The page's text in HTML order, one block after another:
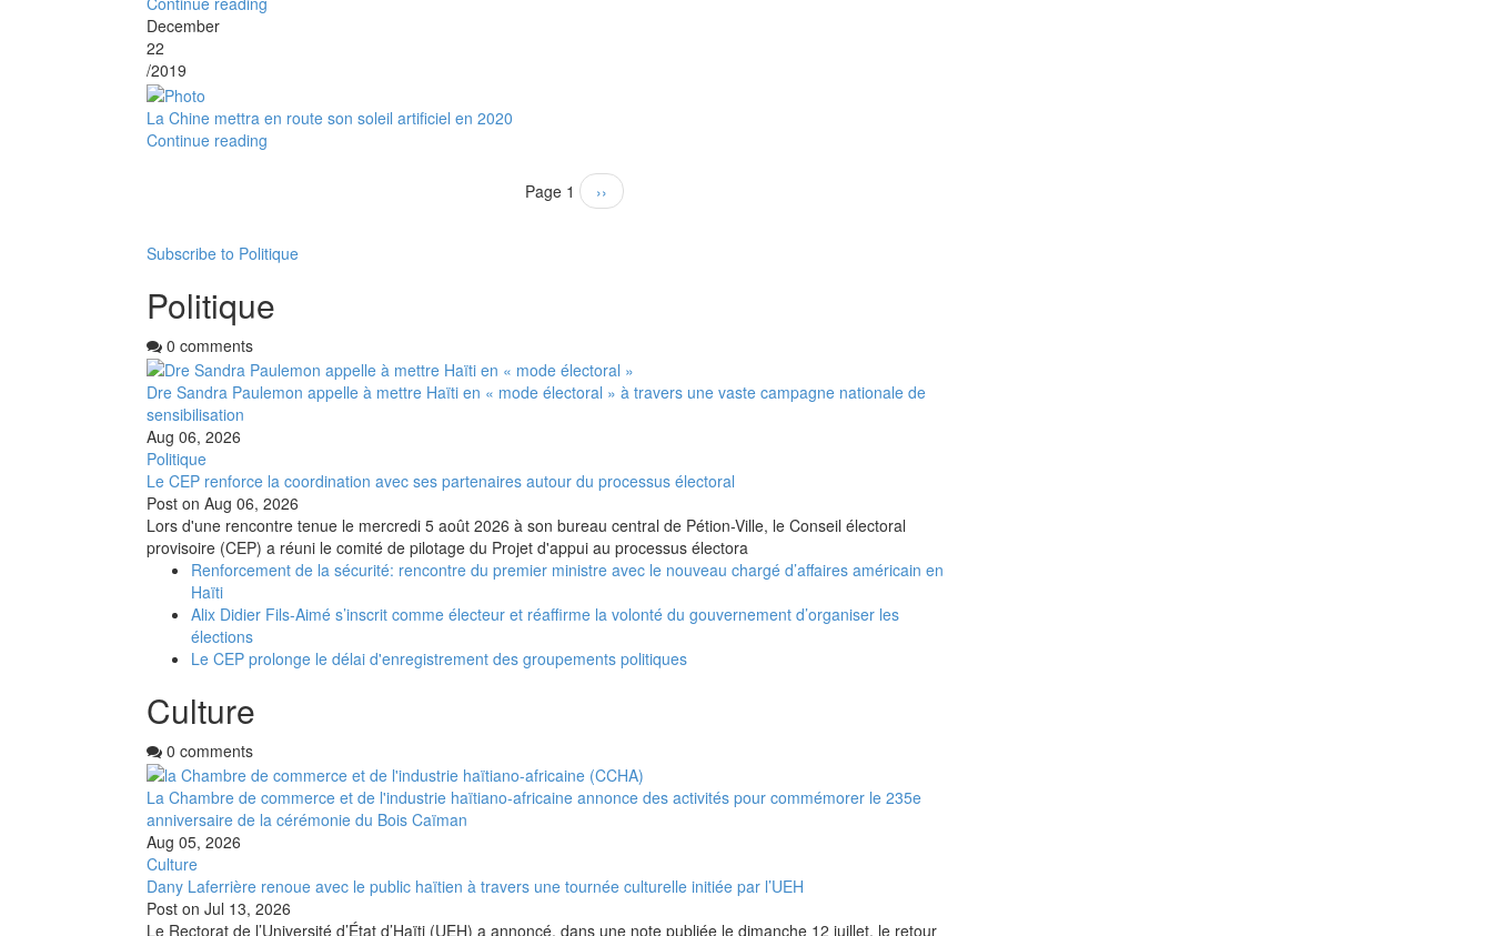
December
22
/2019
La Chine mettra en route son soleil arti­fi­ciel en 2020
Continue reading
Page 1
Next
page
››
Subscribe to Politique
Politique
0 comments
Dre Sandra Paulemon appelle à mettre Haïti en « mode électoral » à travers une vaste campagne nationale de
sensibilisation
Aug 06, 2026
Politique
Le CEP renforce la coordination avec ses partenaires autour du processus électoral
Post on Aug 06, 2026
Lors d'une rencontre tenue le mercredi 5 août 2026 à son bureau central de Pétion-Ville, le Conseil électoral
provisoire (CEP) a réuni le comité de pilotage du Projet d'appui au processus électora
Renforcement de la sécurité: rencontre du premier ministre avec le nouveau chargé d’affaires américain en
Haïti
Alix Didier Fils-Aimé s’inscrit comme électeur et réaffirme la volonté du gouvernement d’organiser les
élections
Le CEP prolonge le délai d'enregistrement des groupements politiques
Culture
0 comments
La Chambre de commerce et de l'industrie haïtiano-africaine annonce des activités pour commémorer le 235e
anniversaire de la cérémonie du Bois Caïman
Aug 05, 2026
Culture
Dany Laferrière renoue avec le public haïtien à travers une tournée culturelle initiée par l’UEH
Post on Jul 13, 2026
Le Rectorat de l’Université d’État d’Haïti (UEH) a annoncé, dans une note publiée le dimanche 12 juillet, le retour